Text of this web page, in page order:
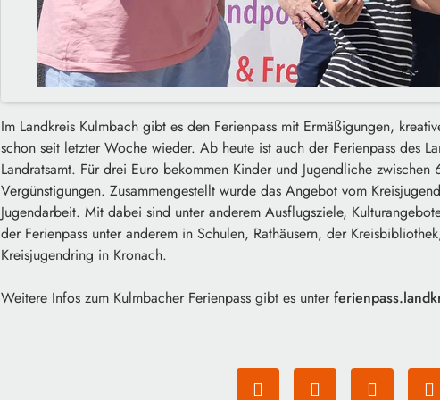
Im Landkreis Kulmbach gibt es den Ferienpass mit Ermäßigungen,
schon seit letzter Woche wieder. Ab heute ist auch der Ferienpass des
Landratsamt. Für drei Euro bekommen Kinder und Jugendliche zwischen
Vergünstigungen. Zusammengestellt wurde das Angebot vom
Jugendarbeit. Mit dabei sind unter anderem Ausflugsziele,
der Ferienpass unter anderem in Schulen, Rathäusern, der
Kreisjugendring in Kronach.
Weitere Infos zum Kulmbacher Ferienpass gibt es unter